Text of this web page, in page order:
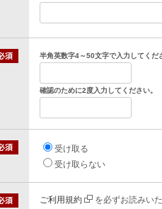
半角英数字4～50文字で入力してくだ
確認のために2度入力してください。
受け取る
受け取らない
ご利用規約
を必ずお読みい